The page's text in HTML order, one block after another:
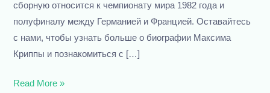
сборную относится к чемпионату мира 1982 года и
полуфиналу между Германией и Францией. Оставайтесь
с нами, чтобы узнать больше о биографии Максима
Криппы и познакомиться с […]
Read More »